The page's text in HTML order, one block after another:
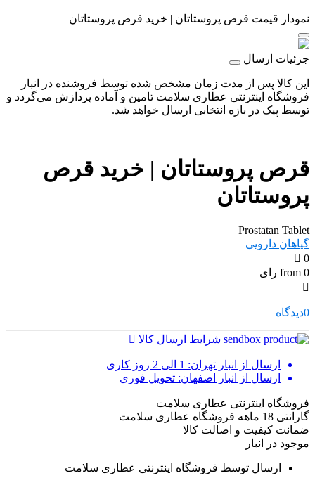
نمودار قیمت قرص پروستاتان | خرید قرص پروستاتان
جزئیات ارسال
این کالا پس از مدت زمان مشخص شده توسط فروشنده در انبار
فروشگاه اینترنتی عطاری سلامت تامین و آماده پردازش می‌گردد و
توسط پیک در بازه انتخابی ارسال خواهد شد.
قرص پروستاتان | خرید قرص
پروستاتان
Prostatan Tablet
گیاهان دارویی
0
from 0 رای
0دیدگاه
شرایط ارسال کالا
ارسال از انبار تهران: 1 الی 2 روز کاری
ارسال از انبار اصفهان: تحویل فوری
فروشگاه اینترنتی عطاری سلامت
گارانتی 18 ماهه فروشگاه عطاری سلامت
ضمانت کیفیت و اصالت کالا
موجود در انبار
ارسال توسط فروشگاه اینترنتی عطاری سلامت